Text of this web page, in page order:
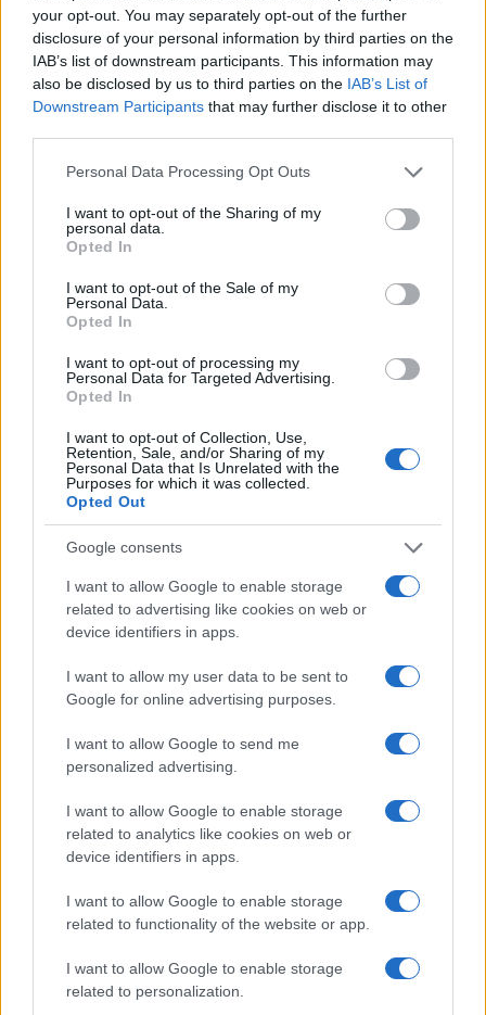
your opt-out. You may separately opt-out of the further
disclosure of your personal information by third parties on the
IAB’s list of downstream participants. This information may
also be disclosed by us to third parties on the IAB’s List of
Downstream Participants that may further disclose it to other
Please note that this website/app uses one or more Google
not limited to your visit or usage behaviour. You may click to
grant or deny consent to Google and its third-party tags to
use your data for below specified purposes in below Google
consent section.
Personal Data Processing Opt Outs
I want to opt-out of the Sharing of my
personal data.
Opted In
I want to opt-out of the Sale of my
Personal Data.
Opted In
I want to opt-out of processing my
Personal Data for Targeted Advertising.
Opted In
I want to opt-out of Collection, Use,
Retention, Sale, and/or Sharing of my
Personal Data that Is Unrelated with the
Purposes for which it was collected.
Opted Out
Google consents
I want to allow Google to enable storage
related to advertising like cookies on web or
device identifiers in apps.
I want to allow my user data to be sent to
Google for online advertising purposes.
I want to allow Google to send me
personalized advertising.
I want to allow Google to enable storage
related to analytics like cookies on web or
device identifiers in apps.
I want to allow Google to enable storage
related to functionality of the website or app.
I want to allow Google to enable storage
related to personalization.
daGoogle News
Condividi l'articolo
F
a
ce
b
o
o
T
w
it
te
r
Pi
n
te
re
st
W
h
at
A
S
h
a
Articolo precedente
Prossimo articolo
NOTIZIE RECENTI
Ristorante distrutto dalle fiamme a La
Le previsioni meteo per il weekend a Olbia e in
Gallura
Michelle Hunziker in Gallura, bella anche dal
vivo: un amico vip svela come fa
Calangianus, dopo le polemiche il centro
accoglienza minori chiude
Olbia, divieto di sosta contro spaccio e degrado:
Pausa caffè impeccabile: come scegliere la
rinascita della strada che segnò la Gallura